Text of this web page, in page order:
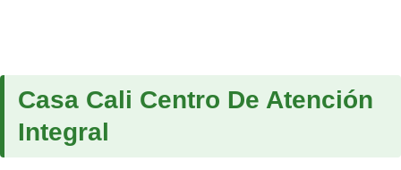
Casa Cali Centro De Atención
Integral